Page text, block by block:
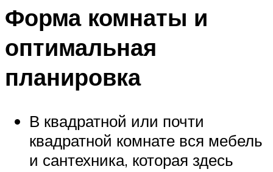
Форма комнаты и
оптимальная
планировка
В квадратной или почти
квадратной комнате вся мебель
и сантехника, которая здесь